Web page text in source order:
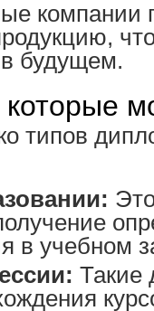
компании
будущем.
типов
в учебном
Такие